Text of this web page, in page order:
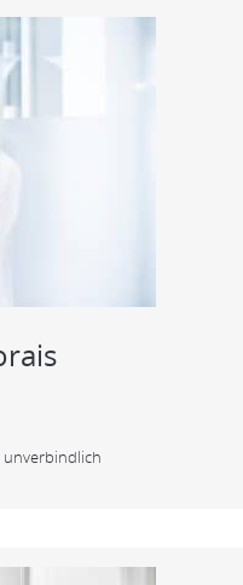
unverbindlich